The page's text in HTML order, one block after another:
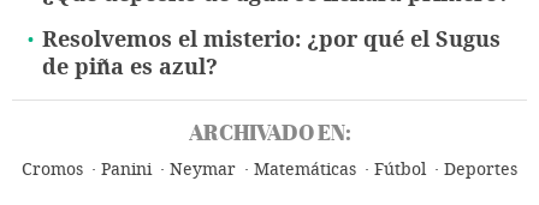
Resolvemos el misterio: ¿por qué el Sugus
de piña es azul?
ARCHIVADO EN:
Cromos Panini Neymar Matemáticas Fútbol Deportes